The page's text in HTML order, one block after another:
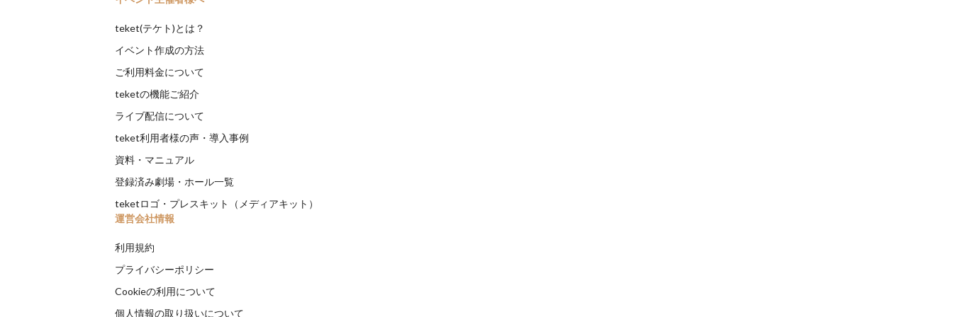
teket(テケト)とは？
イベント作成の方法
ご利用料金について
teketの機能ご紹介
ライブ配信について
teket利用者様の声・導入事例
資料・マニュアル
登録済み劇場・ホール一覧
teketロゴ・プレスキット（メディアキット）
運営会社情報
利用規約
プライバシーポリシー
Cookieの利用について
個人情報の取り扱いについて